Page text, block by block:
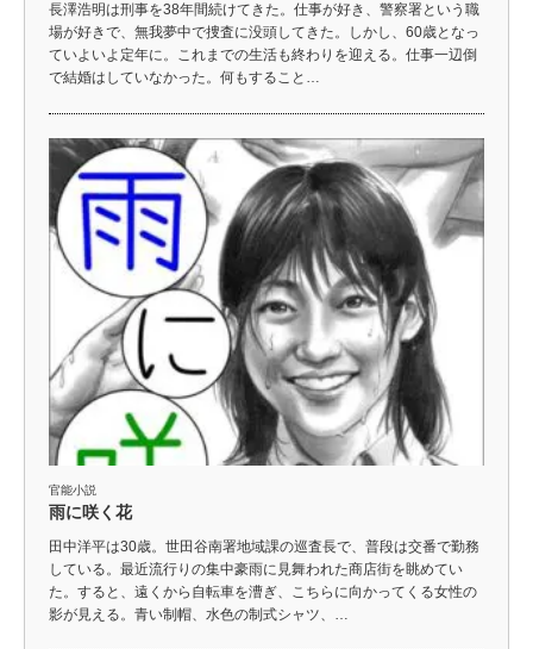
長澤浩明は刑事を38年間続けてきた。仕事が好き、警察署という職
場が好きで、無我夢中で捜査に没頭してきた。しかし、60歳となっ
ていよいよ定年に。これまでの生活も終わりを迎える。仕事一辺倒
で結婚はしていなかった。何もすること…
官能小説
雨に咲く花
田中洋平は30歳。世田谷南署地域課の巡査長で、普段は交番で勤務
している。最近流行りの集中豪雨に見舞われた商店街を眺めてい
た。すると、遠くから自転車を漕ぎ、こちらに向かってくる女性の
影が見える。青い制帽、水色の制式シャツ、…